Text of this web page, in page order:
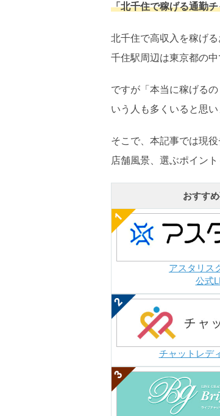
「北千住で稼げる通勤
北千住で高収入を稼げ
千住駅周辺は東京都の
ですが「本当に稼げる
いう人も多くいると思い
そこで、本記事では現
店舗風景、選ぶポイン
おすす
アスタリス
公式
チャットレデ